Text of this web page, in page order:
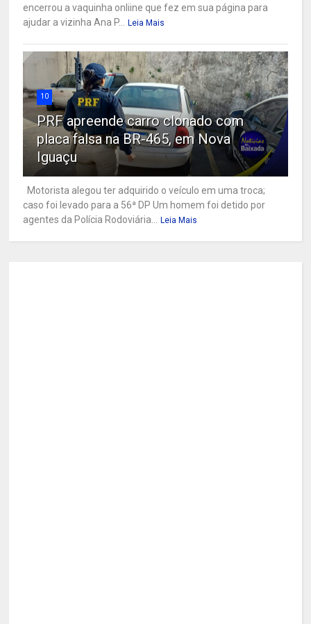
encerrou a vaquinha onliine que fez em sua página para
ajudar a vizinha Ana P...
Leia Mais
10
PRF apreende carro clonado com
placa falsa na BR-465, em Nova
Iguaçu
Motorista alegou ter adquirido o veículo em uma troca;
caso foi levado para a 56ª DP Um homem foi detido por
agentes da Polícia Rodoviária...
Leia Mais